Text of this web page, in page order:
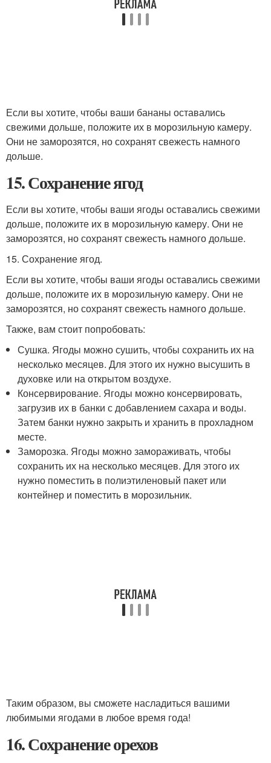
Если вы хотите, чтобы ваши бананы оставались
свежими дольше, положите их в морозильную камеру.
Они не заморозятся, но сохранят свежесть намного
дольше.
15. Сохранение ягод
Если вы хотите, чтобы ваши ягоды оставались свежими
дольше, положите их в морозильную камеру. Они не
заморозятся, но сохранят свежесть намного дольше.
15. Сохранение ягод.
Если вы хотите, чтобы ваши ягоды оставались свежими
дольше, положите их в морозильную камеру. Они не
заморозятся, но сохранят свежесть намного дольше.
Также, вам стоит попробовать:
Сушка. Ягоды можно сушить, чтобы сохранить их на
несколько месяцев. Для этого их нужно высушить в
духовке или на открытом воздухе.
Консервирование. Ягоды можно консервировать,
загрузив их в банки с добавлением сахара и воды.
Затем банки нужно закрыть и хранить в прохладном
месте.
Заморозка. Ягоды можно замораживать, чтобы
сохранить их на несколько месяцев. Для этого их
нужно поместить в полиэтиленовый пакет или
контейнер и поместить в морозильник.
Таким образом, вы сможете насладиться вашими
любимыми ягодами в любое время года!
16. Сохранение орехов